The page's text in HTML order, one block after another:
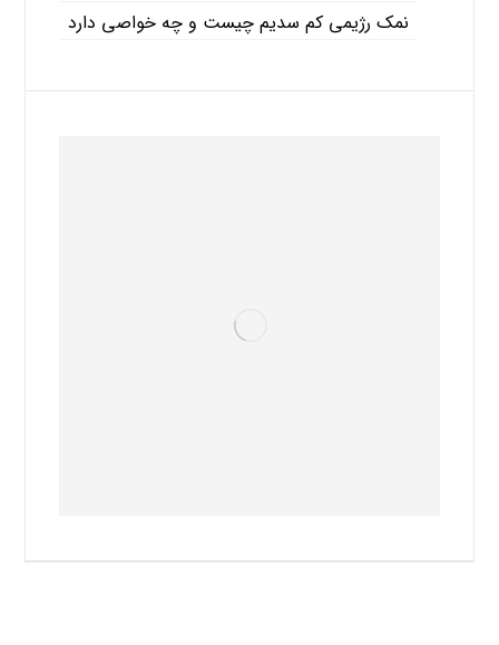
نمک رژیمی کم سدیم چیست و چه خواصی دارد